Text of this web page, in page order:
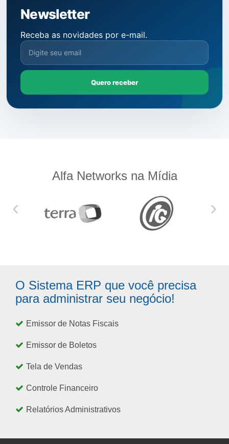
Newsletter
Receba as novidades por e-mail.
Quero receber
Alfa Networks na Mídia
‹ ›
O Sistema ERP que você precisa
para administrar seu negócio!
Emissor de Notas Fiscais
Emissor de Boletos
Tela de Vendas
Controle Financeiro
Relatórios Administrativos